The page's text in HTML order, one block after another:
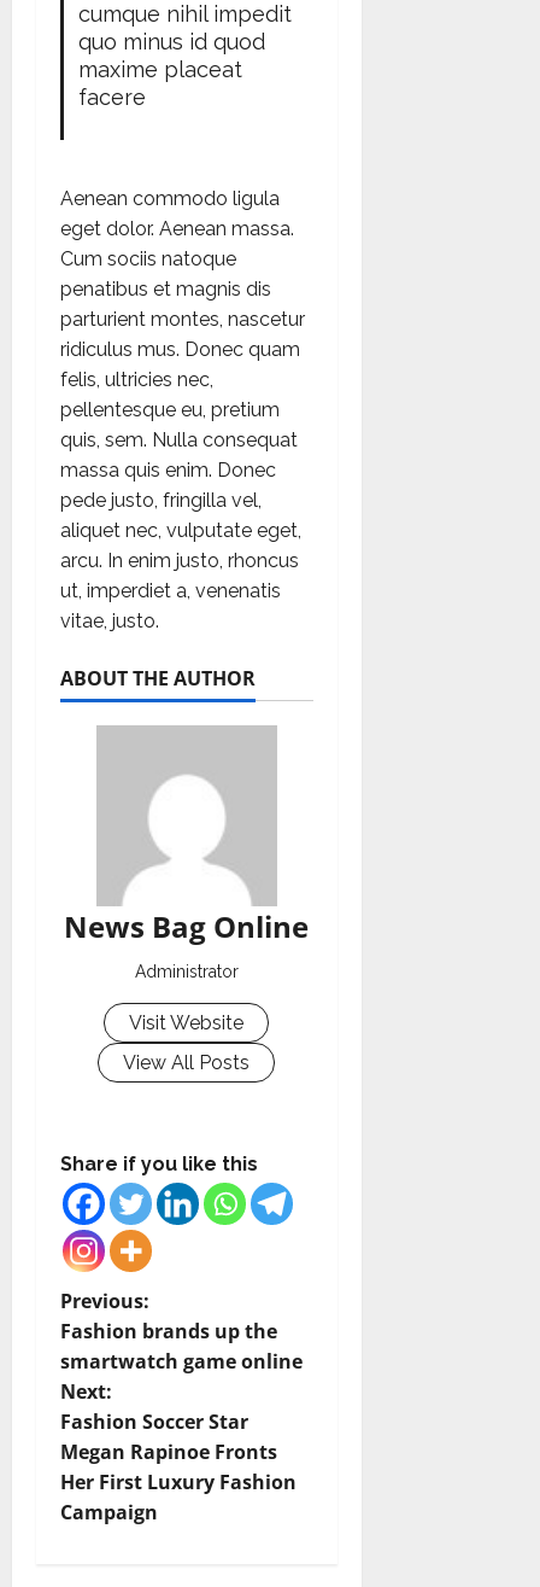
cumque nihil impedit
quo minus id quod
maxime placeat
facere
Aenean commodo ligula
eget dolor. Aenean massa.
Cum sociis natoque
penatibus et magnis dis
parturient montes, nascetur
ridiculus mus. Donec quam
felis, ultricies nec,
pellentesque eu, pretium
quis, sem. Nulla consequat
massa quis enim. Donec
pede justo, fringilla vel,
aliquet nec, vulputate eget,
arcu. In enim justo, rhoncus
ut, imperdiet a, venenatis
vitae, justo.
ABOUT THE AUTHOR
News Bag Online
Administrator
Visit Website
View All Posts
Share if you like this
P
o
s
t
n
Previous:
Fashion brands up the
smartwatch game online
Next:
Fashion Soccer Star
Megan Rapinoe Fronts
Her First Luxury Fashion
Campaign